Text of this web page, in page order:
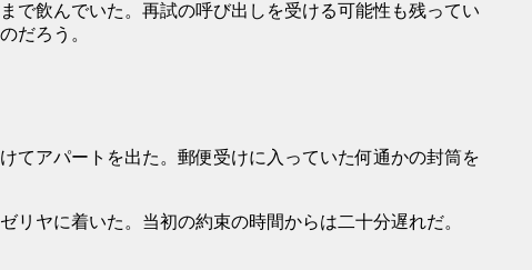
で飲んでいた。再試の呼び出しを受ける可能性も残ってい
だろう。
てアパートを出た。郵便受けに入っていた何通かの封筒を
ヤに着いた。当初の約束の時間からは二十分遅れだ。